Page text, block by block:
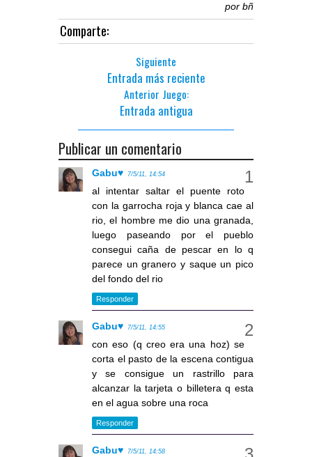
por bñ
Comparte:
Siguiente
Entrada más reciente
Anterior Juego:
Entrada antigua
Publicar un comentario
Gabu♥ 7/5/11, 14:54
al intentar saltar el puente roto
con la garrocha roja y blanca cae al
rio, el hombre me dio una granada,
luego paseando por el pueblo
consegui caña de pescar en lo q
parece un granero y saque un pico
del fondo del rio
Responder
Gabu♥ 7/5/11, 14:55
con eso (q creo era una hoz) se
corta el pasto de la escena contigua
y se consigue un rastrillo para
alcanzar la tarjeta o billetera q esta
en el agua sobre una roca
Responder
Gabu♥ 7/5/11, 14:58